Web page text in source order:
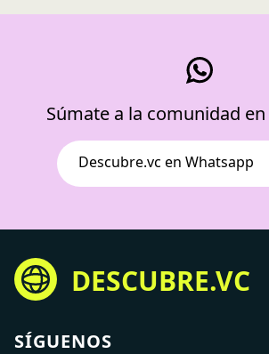
Súmate a la comunidad
Descubre.vc en Whatsapp
DESCUBRE.VC
SÍGUENOS